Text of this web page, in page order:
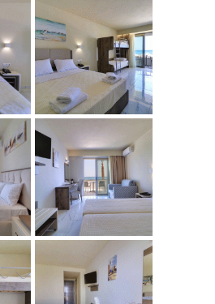
LINE